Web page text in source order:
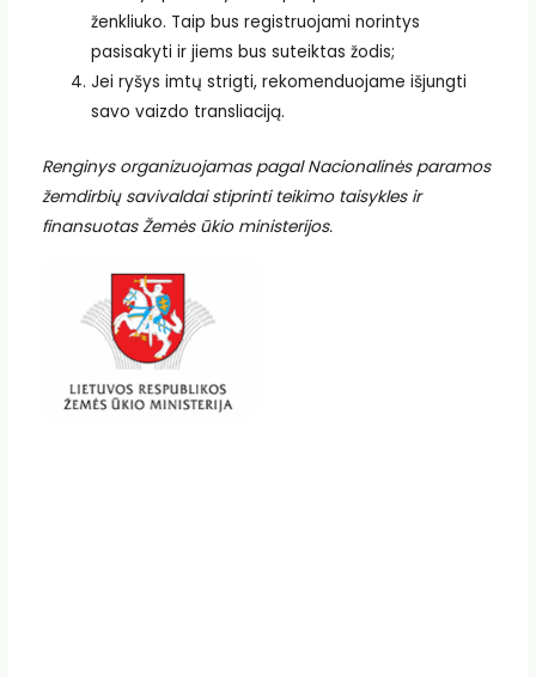
ženkliuko. Taip bus registruojami norintys
pasisakyti ir jiems bus suteiktas žodis;
Jei ryšys imtų strigti, rekomenduojame išjungti
savo vaizdo transliaciją.
Renginys organizuojamas pagal Nacionalinės paramos
žemdirbių savivaldai stiprinti teikimo taisykles ir
finansuotas Žemės ūkio ministerijos.